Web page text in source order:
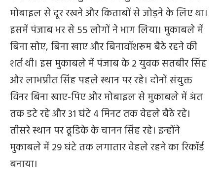
मोबाइल से दूर रखने और किताबों से जोड़ने के लिए था।
इसमें पंजाब भर से 55 लोगों ने भाग लिया। मुकाबले में
बिना सोए, बिना खाए और बिनावॉशरूम बैठे रहने की
शर्त थी। इस मुकाबले में पंजाब के 2 युवक सतबीर सिंह
और लाभप्रीत सिंह पहले स्थान पर रहे। दोनों संयुक्त
विनर बिना खाए-पिए और मोबाइल से मुकाबले में अंत
तक डटे रहे और 31 घंटे 4 मिनट तक वेहले बैठे रहे।
तीसरे स्थान पर ढूडिके के चानन सिंह रहे। इन्होंने
मुकाबले में 29 घंटे तक लगातार वेहले रहने का रिकॉर्ड
बनाया।